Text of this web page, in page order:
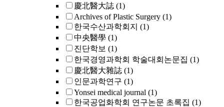
慶北醫大誌 (1)
Archives of Plastic Surgery (1)
한국수산과학회지 (1)
中央醫學 (1)
진단학보 (1)
한국경영과학회 학술대회논문집 (1)
慶北醫大雜誌 (1)
인문과학연구 (1)
Yonsei medical journal (1)
한국공업화학회 연구논문 초록집 (1)